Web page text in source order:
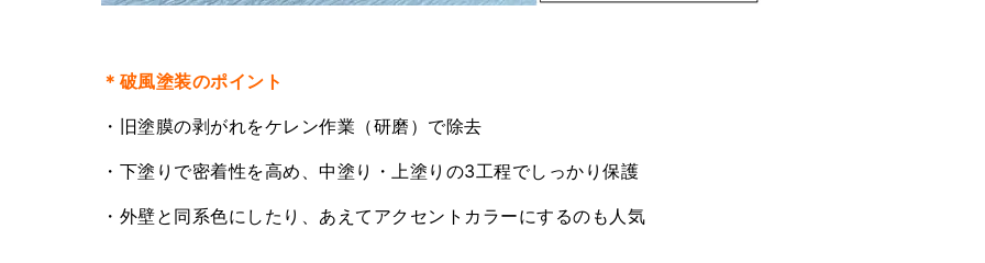
＊破風塗装のポイント
・旧塗膜の剥がれをケレン作業（研磨）で除去
・下塗りで密着性を高め、中塗り・上塗りの3工程でしっかり保護
・外壁と同系色にしたり、あえてアクセントカラーにするのも人気